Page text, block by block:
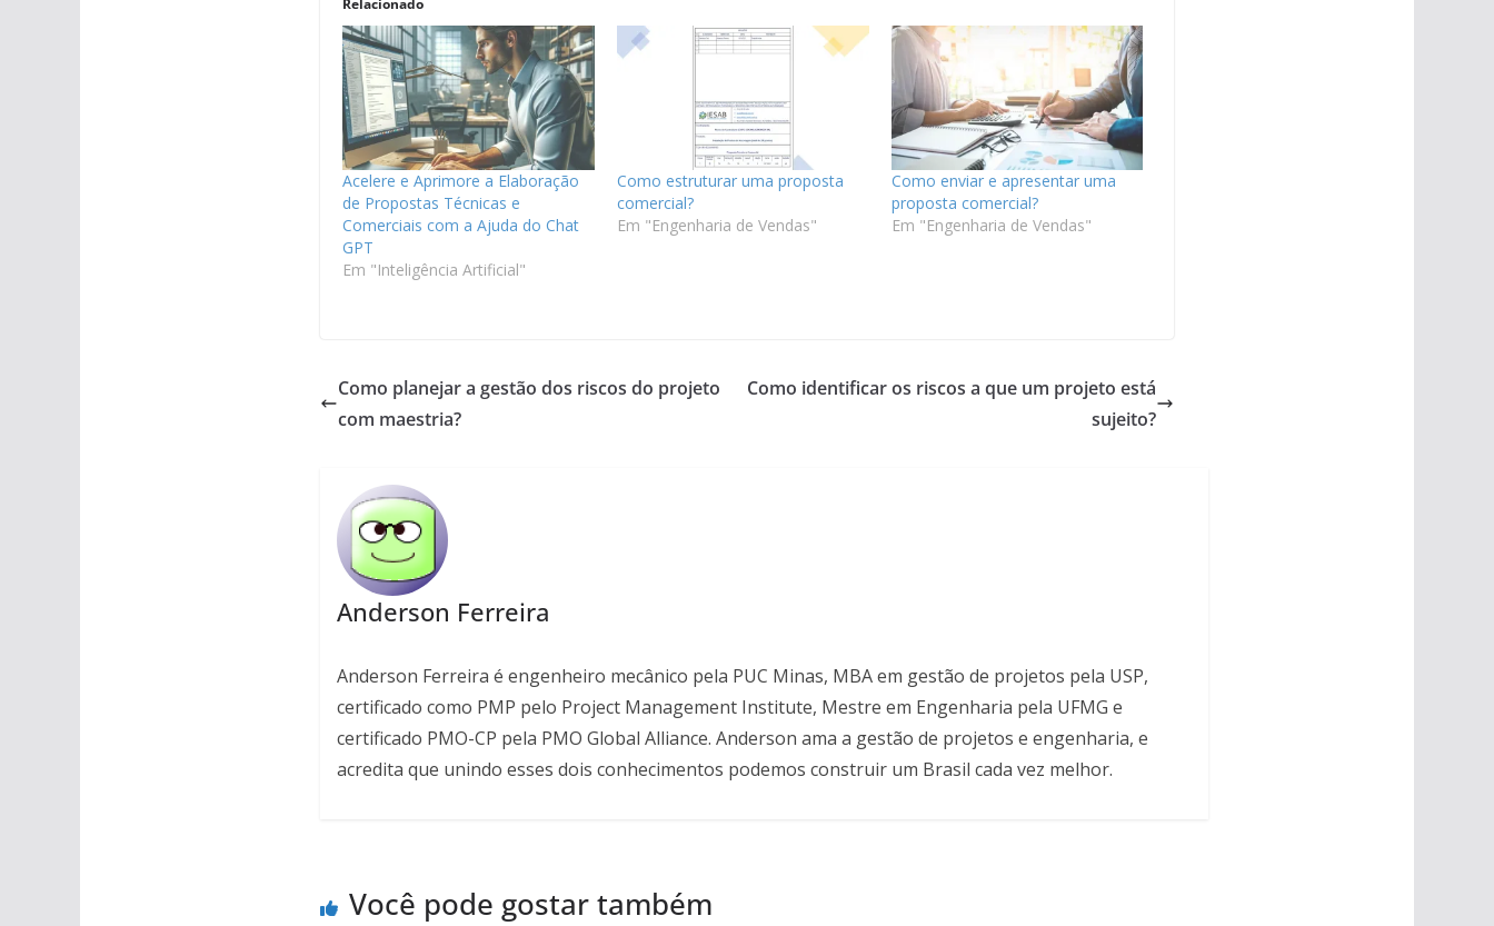
Relacionado
Acelere e Aprimore a Elaboração
de Propostas Técnicas e
Comerciais com a Ajuda do Chat
GPT
Em "Inteligência Artificial"
Como estruturar uma proposta
comercial?
Em "Engenharia de Vendas"
Como enviar e apresentar uma
proposta comercial?
Em "Engenharia de Vendas"
Como planejar a gestão dos riscos do projeto
com maestria?
Como identificar os riscos a que um projeto está
sujeito?
Anderson Ferreira
Anderson Ferreira é engenheiro mecânico pela PUC Minas, MBA em gestão de projetos pela USP,
certificado como PMP pelo Project Management Institute, Mestre em Engenharia pela UFMG e
certificado PMO-CP pela PMO Global Alliance. Anderson ama a gestão de projetos e engenharia, e
acredita que unindo esses dois conhecimentos podemos construir um Brasil cada vez melhor.
Você pode gostar também